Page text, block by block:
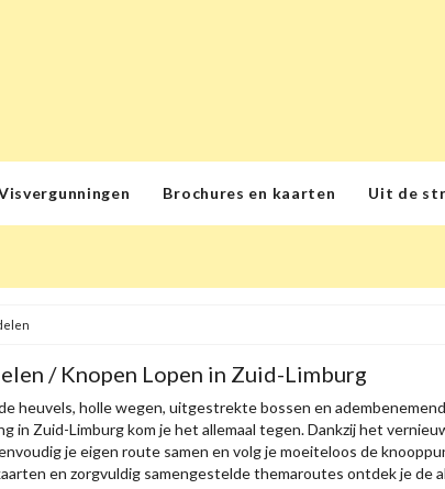
Brochures en kaarten Uit de
/ Knopen Lopen in Zuid-Limburg
heuvels, holle wegen, uitgestrekte bossen en
in Zuid-Limburg kom je het allemaal tegen. Dankzij het
je eigen route samen en volg je moeiteloos de
en zorgvuldig samengestelde themaroutes ontdek je de